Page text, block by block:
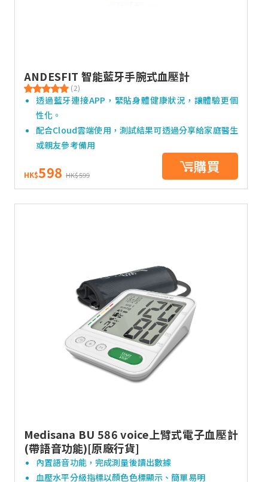
ANDESFIT 智能藍牙手腕式血壓計
(2)
透過藍牙連接APP，緊貼身體健康狀況，讓體驗更個
性化。
配合Cloud雲端使用，測試結果可透過分享給家庭醫生
或親友參考備用
HK$598 HK$599 購買
Medisana BU 586 voice上臂式電子血壓計
(帶語音功能)[原廠行貨]
內置語音功能，完成測量後讀出數據
血壓水平分級指標以顏色色標顯示、簡單易明